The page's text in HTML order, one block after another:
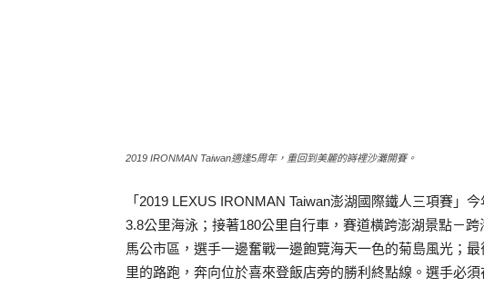
2019 IRONMAN Taiwan適逢5周年，重回到美麗的嵵裡沙灘開賽。
「2019 LEXUS IRONMAN Taiwan澎湖國際鐵人三項賽」
3.8公里海泳；接著180公里自行車，賽道橫跨澎湖景點－
馬公市區，選手一邊奮戰一邊飽覽海天一色的菊島風光；
里的路跑，奔向位於喜來登飯店旁的勝利終點線。選手必